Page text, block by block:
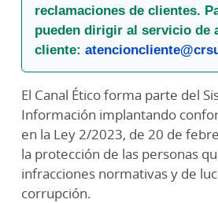
reclamaciones de clientes.
pueden dirigir al servicio de
cliente:
El Canal Ético forma parte del
Información implantando
en la Ley 2/2023, de 20 de
la protección de las personas
infracciones normativas y de
corrupción.